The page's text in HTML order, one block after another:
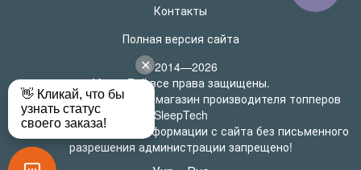
Контакты
Полная версия сайта
© 2014—2026
MatrasRoll все права защищены.
Официальный интернет-магазин производителя топперов
SleepTech
Любое использование информации с сайта без письменного
разрешения администрации запрещено!